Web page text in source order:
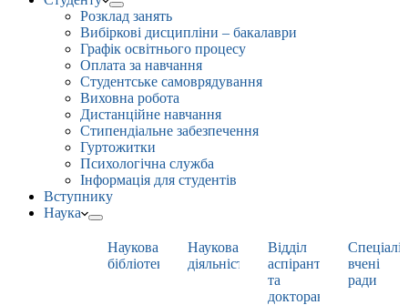
Розклад занять
Вибіркові дисципліни – бакалаври
Графік освітнього процесу
Оплата за навчання
Студентське самоврядування
Виховна робота
Дистанційне навчання
Стипендіальне забезпечення
Гуртожитки
Психологічна служба
Інформація для студентів
Вступнику
Наука
Наукова
бібліотека
Наукова
діяльність
Відділ
аспірантури
та
докторантури
вчені
ради